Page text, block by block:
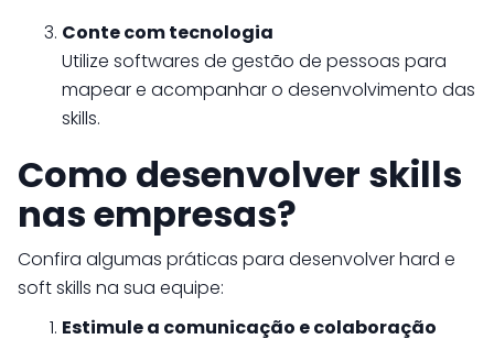
Conte com tecnologia
Utilize softwares de gestão de pessoas para
mapear e acompanhar o desenvolvimento das
skills.
Como desenvolver skills
nas empresas?
Confira algumas práticas para desenvolver hard e
soft skills na sua equipe:
Estimule a comunicação e colaboração